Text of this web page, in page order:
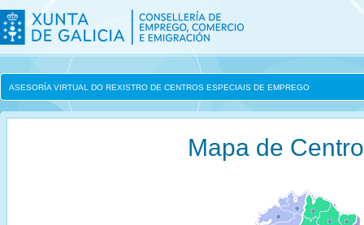
ASESORÍA VIRTUAL DO REXISTRO DE CENTROS ESPECIAIS DE EMPREGO
Mapa de